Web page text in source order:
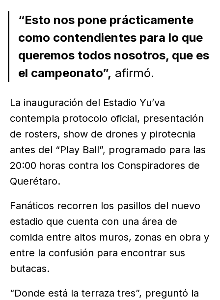
“Esto nos pone prácticamente
como contendientes para lo que
queremos todos nosotros, que es
el campeonato”, afirmó.
La inauguración del Estadio Yu’va
contempla protocolo oficial, presentación
de rosters, show de drones y pirotecnia
antes del “Play Ball”, programado para las
20:00 horas contra los Conspiradores de
Querétaro.
Fanáticos recorren los pasillos del nuevo
estadio que cuenta con una área de
comida entre altos muros, zonas en obra y
entre la confusión para encontrar sus
butacas.
“Donde está la terraza tres”, preguntó la